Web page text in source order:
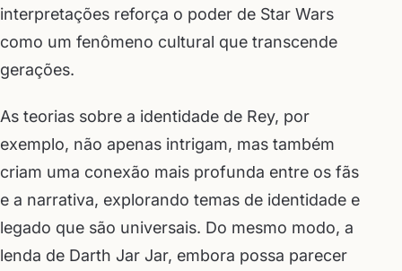
interpretações reforça o poder de Star Wars
como um fenômeno cultural que transcende
gerações.
As teorias sobre a identidade de Rey, por
exemplo, não apenas intrigam, mas também
criam uma conexão mais profunda entre os fãs
e a narrativa, explorando temas de identidade e
legado que são universais. Do mesmo modo, a
lenda de Darth Jar Jar, embora possa parecer